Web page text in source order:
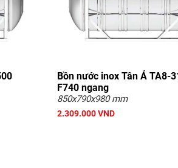
Bồn nước inox Tân Á TA8-
F740 ngang
850x790x980 mm
2.309.000 VND